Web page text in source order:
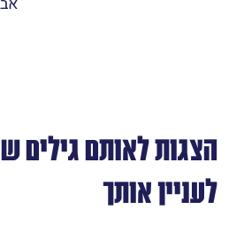
הצגות לאותם גילים
לעניין אותך